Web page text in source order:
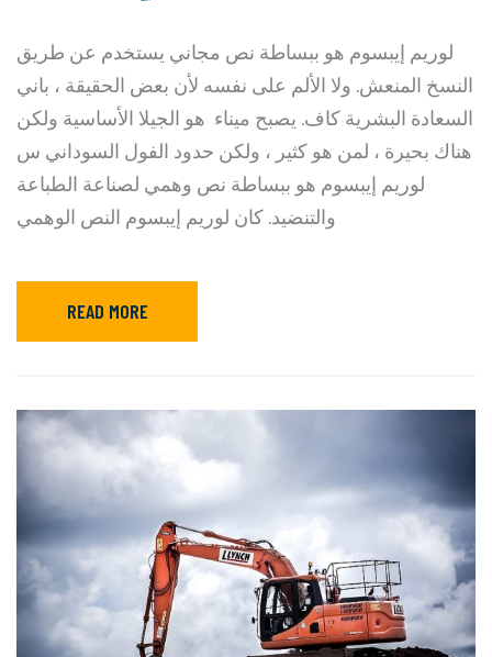
لوريم إيبسوم هو ببساطة نص مجاني يستخدم عن طريق
النسخ المنعش. ولا الألم على نفسه لأن بعض الحقيقة ، باني
السعادة البشرية كاف. يصبح ميناء هو الجيلا الأساسية ولكن
هناك بحيرة ، لمن هو كثير ، ولكن حدود الفول السوداني س
لوريم إيبسوم هو ببساطة نص وهمي لصناعة الطباعة
والتنضيد. كان لوريم إيبسوم النص الوهمي
READ MORE